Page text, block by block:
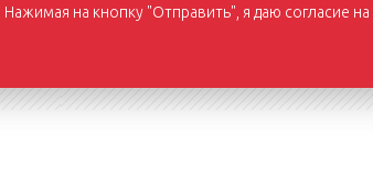
Нажимая на кнопку "Отправить", я даю согласие на